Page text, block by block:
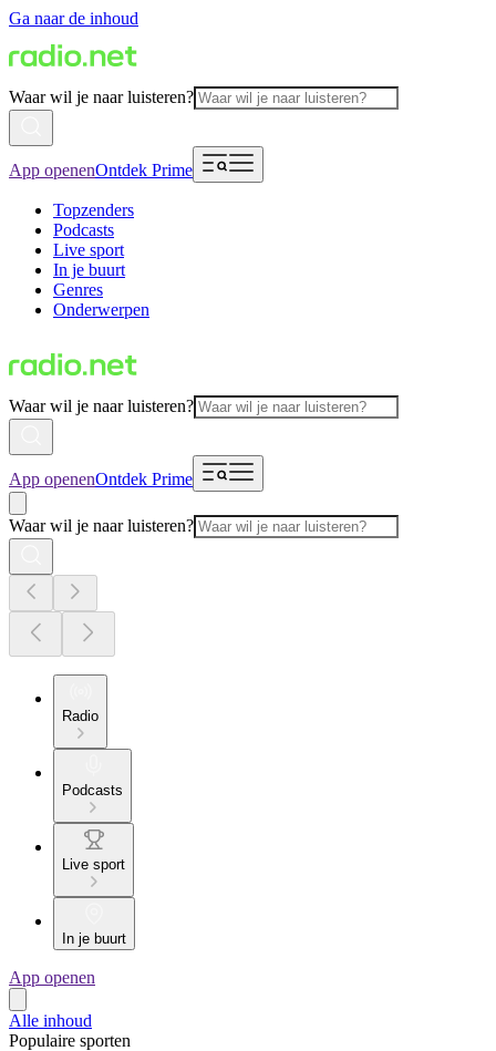
Ga naar de inhoud
Waar wil je naar luisteren?
App openenOntdek Prime
Topzenders
Podcasts
Live sport
In je buurt
Genres
Onderwerpen
Waar wil je naar luisteren?
App openenOntdek Prime
Waar wil je naar luisteren?
Radio
Podcasts
Live sport
In je buurt
App openen
Alle inhoud
Populaire sporten